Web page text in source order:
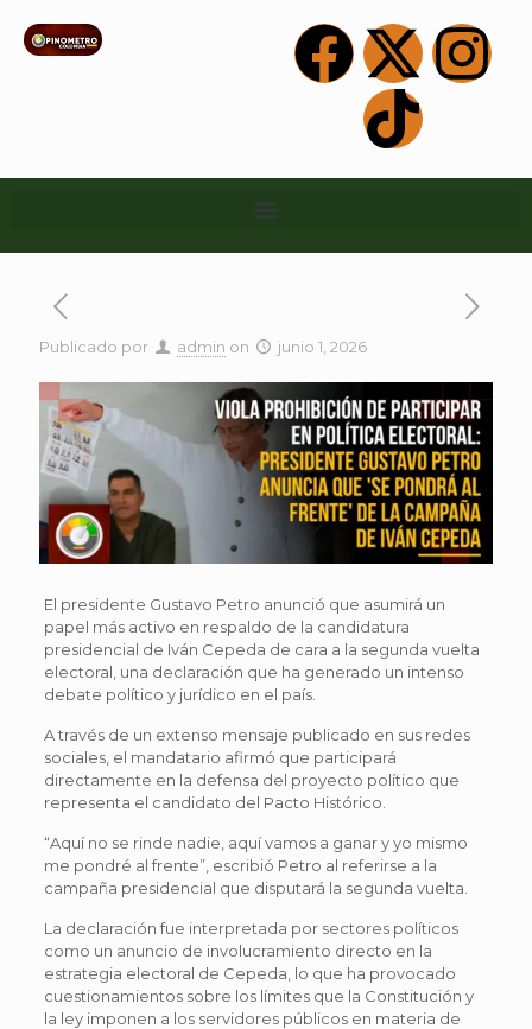
Publicado por admin on junio 1, 2026
El presidente Gustavo Petro anunció que asumirá un
papel más activo en respaldo de la candidatura
presidencial de Iván Cepeda de cara a la segunda vuelta
electoral, una declaración que ha generado un intenso
debate político y jurídico en el país.
A través de un extenso mensaje publicado en sus redes
sociales, el mandatario afirmó que participará
directamente en la defensa del proyecto político que
representa el candidato del Pacto Histórico.
“Aquí no se rinde nadie, aquí vamos a ganar y yo mismo
me pondré al frente”, escribió Petro al referirse a la
campaña presidencial que disputará la segunda vuelta.
La declaración fue interpretada por sectores políticos
como un anuncio de involucramiento directo en la
estrategia electoral de Cepeda, lo que ha provocado
cuestionamientos sobre los límites que la Constitución y
la ley imponen a los servidores públicos en materia de